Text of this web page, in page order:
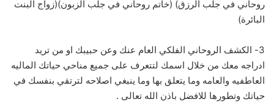
روحاني في جلب الرزق) (خاتم روحاني في جلب الزبون)(زواج البنت
البائرة)
3- الكشف الروحاني الفلكي العام عنك وعن حبيبك او من تريد
ادراجه معك من خلال اسمك لتتعرف على جميع مناحي حياتك الماليه
العاطفيه والعامه وما يتعلق بها وما ينبغي اصلاحه لترتقي بنفسك في
حياتك وتطورها للافضل باذن الله تعالى .